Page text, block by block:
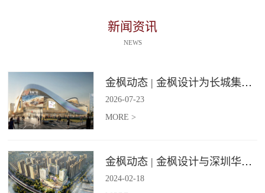
新闻资讯
NEWS
金枫动态 | 金枫设计为长城集团爱情广场打造汽车文化主题美食食集
2026-07-23
MORE >
金枫动态 | 金枫设计与深圳华强集团携手打造华强商业旗舰项目——宝安华强广场美食街区
2024-02-18